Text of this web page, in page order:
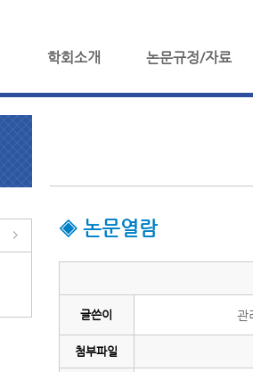
학회소개 논문규정/자료
◈ 논문열람
글쓴이 관
첨부파일